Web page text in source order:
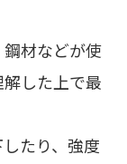
材などが使
した上で最
たり、強度